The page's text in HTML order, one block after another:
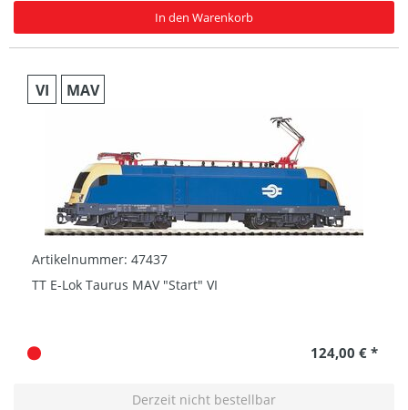
In den Warenkorb
VI MAV
Artikelnummer: 47437
TT E-Lok Taurus MAV "Start" VI
124,00 € *
Derzeit nicht bestellbar